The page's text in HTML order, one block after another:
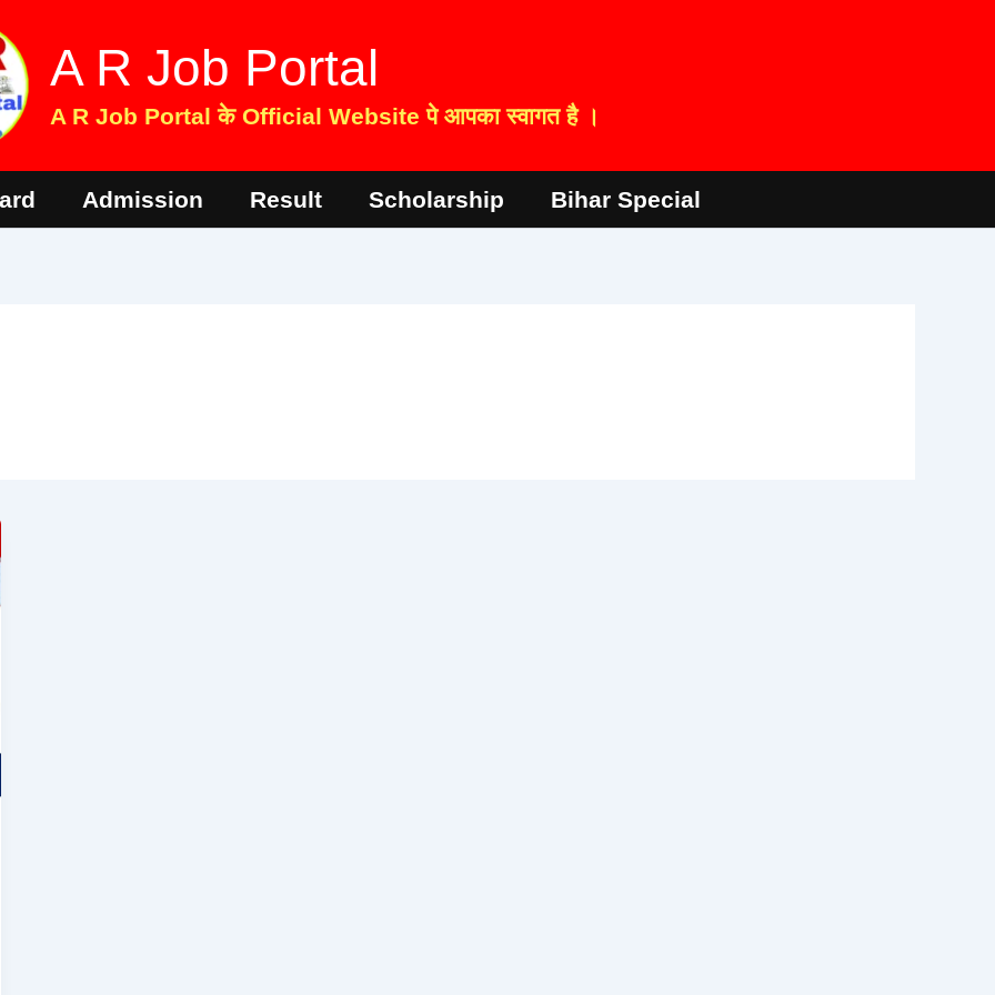
A R Job Portal
A R Job Portal के Official Website पे आपका स्वागत है ।
Admission Result Scholarship Bihar Special